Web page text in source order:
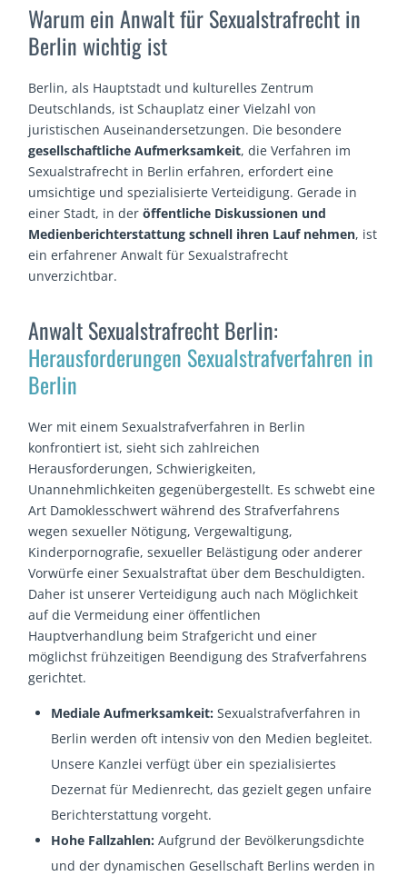
Warum ein Anwalt für Sexualstrafrecht in
Berlin wichtig ist
Berlin, als Hauptstadt und kulturelles Zentrum
Deutschlands, ist Schauplatz einer Vielzahl von
juristischen Auseinandersetzungen. Die besondere
gesellschaftliche Aufmerksamkeit, die Verfahren im
Sexualstrafrecht in Berlin erfahren, erfordert eine
umsichtige und spezialisierte Verteidigung. Gerade in
einer Stadt, in deröffentliche Diskussionen und
Medienberichterstattung schnell ihren Lauf nehmen, ist
ein erfahrener Anwalt für Sexualstrafrecht
unverzichtbar.
Anwalt Sexualstrafrecht Berlin:
Herausforderungen Sexualstrafverfahren in
Berlin
Wer mit einem Sexualstrafverfahren in Berlin
konfrontiert ist, sieht sich zahlreichen
Herausforderungen, Schwierigkeiten,
Unannehmlichkeiten gegenübergestellt. Es schwebt eine
Art Damoklesschwert während des Strafverfahrens
wegen sexueller Nötigung, Vergewaltigung,
Kinderpornografie, sexueller Belästigung oder anderer
Vorwürfe einer Sexualstraftat über dem Beschuldigten.
Daher ist unserer Verteidigung auch nach Möglichkeit
auf die Vermeidung einer öffentlichen
Hauptverhandlung beim Strafgericht und einer
möglichst frühzeitigen Beendigung des Strafverfahrens
gerichtet.
Mediale Aufmerksamkeit: Sexualstrafverfahren in
Berlin werden oft intensiv von den Medien begleitet.
Unsere Kanzlei verfügt über ein spezialisiertes
Dezernat für Medienrecht, das gezielt gegen unfaire
Berichterstattung vorgeht.
Hohe Fallzahlen: Aufgrund der Bevölkerungsdichte
und der dynamischen Gesellschaft Berlins werden in